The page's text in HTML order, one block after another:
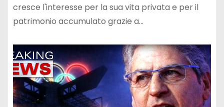
cresce l'interesse per la sua vita privata e per il
patrimonio accumulato grazie a…